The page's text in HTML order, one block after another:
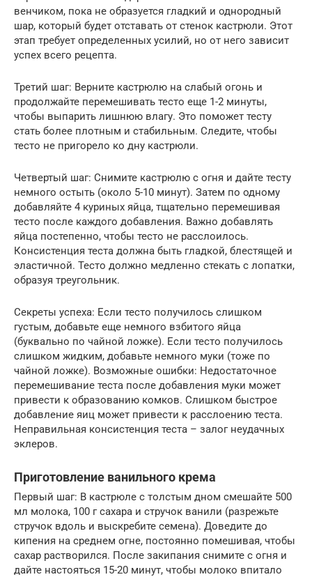
венчиком, пока не образуется гладкий и однородный
шар, который будет отставать от стенок кастрюли. Этот
этап требует определенных усилий, но от него зависит
успех всего рецепта.
Третий шаг: Верните кастрюлю на слабый огонь и
продолжайте перемешивать тесто еще 1-2 минуты,
чтобы выпарить лишнюю влагу. Это поможет тесту
стать более плотным и стабильным. Следите, чтобы
тесто не пригорело ко дну кастрюли.
Четвертый шаг: Снимите кастрюлю с огня и дайте тесту
немного остыть (около 5-10 минут). Затем по одному
добавляйте 4 куриных яйца, тщательно перемешивая
тесто после каждого добавления. Важно добавлять
яйца постепенно, чтобы тесто не расслоилось.
Консистенция теста должна быть гладкой, блестящей и
эластичной. Тесто должно медленно стекать с лопатки,
образуя треугольник.
Секреты успеха: Если тесто получилось слишком
густым, добавьте еще немного взбитого яйца
(буквально по чайной ложке). Если тесто получилось
слишком жидким, добавьте немного муки (тоже по
чайной ложке). Возможные ошибки: Недостаточное
перемешивание теста после добавления муки может
привести к образованию комков. Слишком быстрое
добавление яиц может привести к расслоению теста.
Неправильная консистенция теста – залог неудачных
эклеров.
Приготовление ванильного крема
Первый шаг: В кастрюле с толстым дном смешайте 500
мл молока, 100 г сахара и стручок ванили (разрежьте
стручок вдоль и выскребите семена). Доведите до
кипения на среднем огне, постоянно помешивая, чтобы
сахар растворился. После закипания снимите с огня и
дайте настояться 15-20 минут, чтобы молоко впитало